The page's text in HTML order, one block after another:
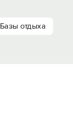
Базы отдыха